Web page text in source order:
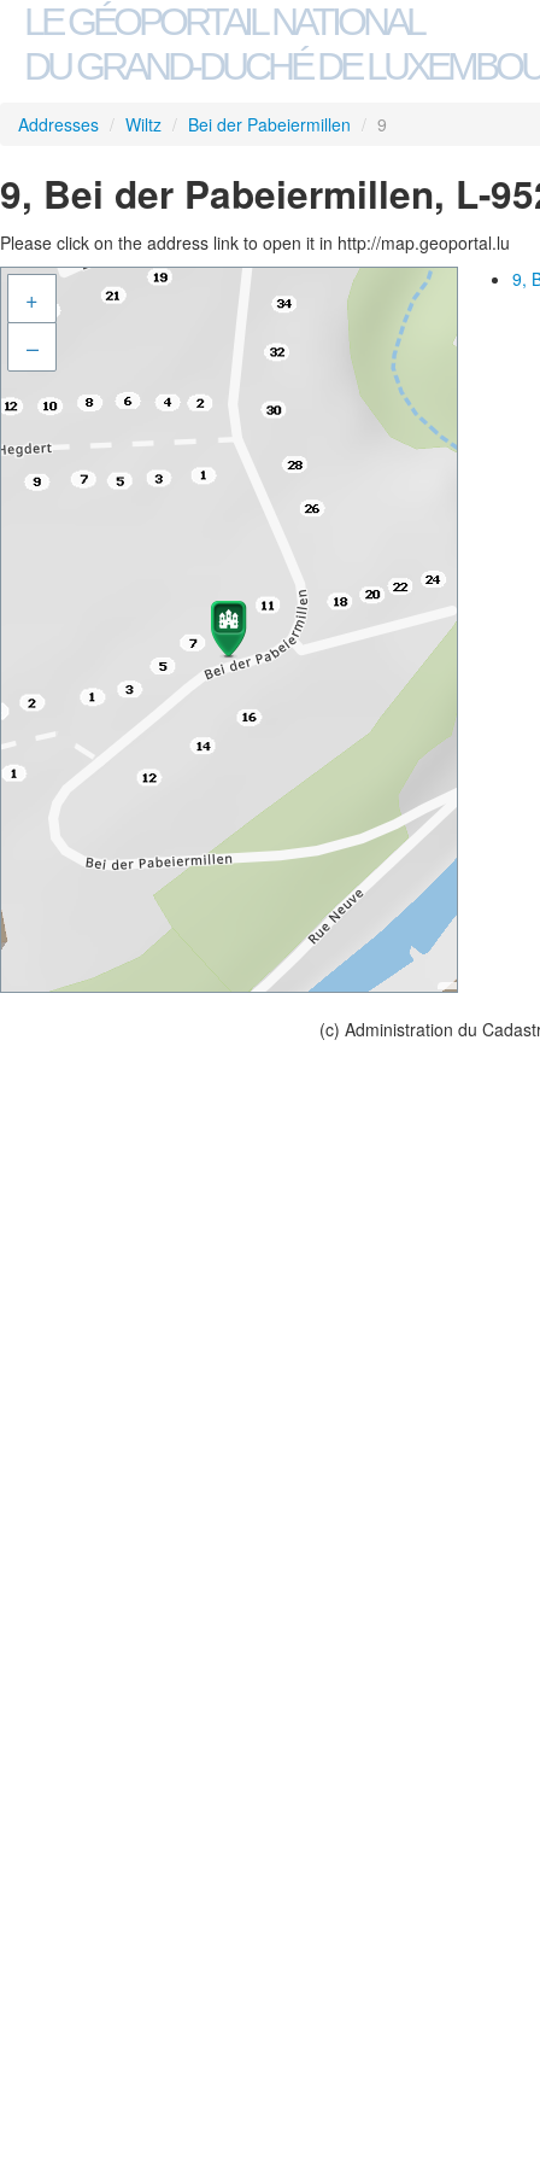
LE GÉOPORTAIL NATIONAL
DU GRAND-DUCHÉ DE
Addresses / Wiltz / Bei der Pabeiermillen / 9
9, Bei der Pabeiermillen, L-
Please click on the address link to open it in http://map.geoportal.lu
+
–
9,
(c) Administration du